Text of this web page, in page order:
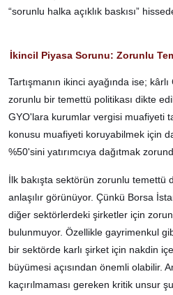
“sorunlu halka açıklık baskısı”
İkincil Piyasa Sorunu: Zorunlu
Tartışmanın ikinci ayağında ise;
zorunlu bir temettü politikası dikte
GYO'lara kurumlar vergisi muafiyeti
konusu muafiyeti koruyabilmek için
%50'sini yatırımcıya dağıtmak
İlk bakışta sektörün zorunlu temettü
anlaşılır görünüyor. Çünkü Borsa
diğer sektörlerdeki şirketler için
bulunmuyor. Özellikle gayrimenkul
bir sektörde karlı şirket için nakdin
büyümesi açısından önemli olabilir.
kaçırılmaması gereken kritik unsur